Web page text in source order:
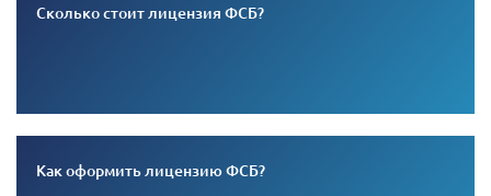
Сколько стоит лицензия ФСБ?
Как оформить лицензию ФСБ?